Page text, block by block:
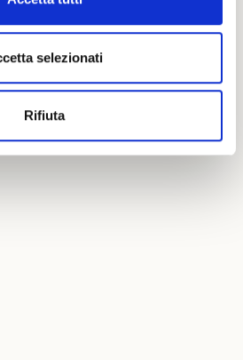
selezionati
Rifiuta